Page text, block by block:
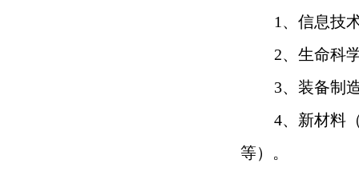
1 、信息技
2、生命科
3、装备制
4、新材料
等）。